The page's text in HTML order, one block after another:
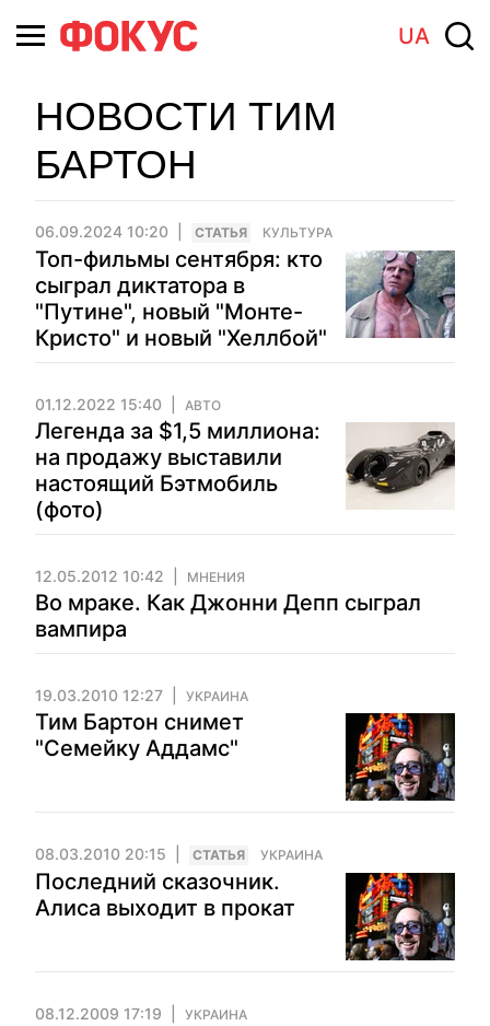
UA
НОВОСТИ ТИМ
БАРТОН
06.09.2024 10:20 CТАТЬЯ КУЛЬТУРА
Топ-фильмы сентября: кто
сыграл диктатора в
"Путине", новый "Монте-
Кристо" и новый "Хеллбой"
01.12.2022 15:40 АВТО
Легенда за $1,5 миллиона:
на продажу выставили
настоящий Бэтмобиль
(фото)
12.05.2012 10:42 МНЕНИЯ
Во мраке. Как Джонни Депп сыграл
вампира
19.03.2010 12:27 УКРАИНА
Тим Бартон снимет
"Семейку Аддамс"
08.03.2010 20:15 CТАТЬЯ УКРАИНА
Последний сказочник.
Алиса выходит в прокат
08.12.2009 17:19 УКРАИНА